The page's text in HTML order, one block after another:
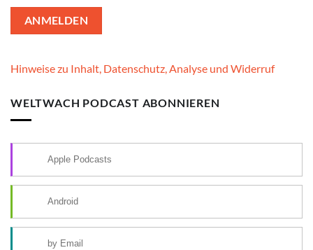
Hinweise zu Inhalt, Datenschutz, Analyse und Widerruf
WELTWACH PODCAST ABONNIEREN
Apple Podcasts
Android
by Email